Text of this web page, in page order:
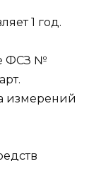
1 год.
ФСЗ №
измерений